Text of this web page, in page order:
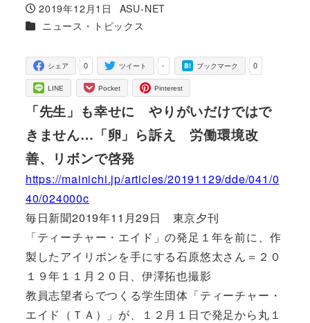
投稿日
2019年12月1日
著
者
ASU-NET
カテゴリー
ニュース・トピックス
0
シェア -
ツイート 0
ブックマーク
LINE Pocket Pinterest
「先生」も幸せに やりがいだけではで
きません…「卵」ら訴え 労働環境改
善、リボンで啓発
https://mainichi.jp/articles/20191129/dde/041/0
40/024000c
毎日新聞2019年11月29日 東京夕刊
「ティーチャー・エイド」の発足１年を前に、作
製したアイリボンを手にする石原悠太さん＝２０
１９年１１月２０日、伊澤拓也撮影
教員志望者らでつくる学生団体「ティーチャー・
エイド（ＴＡ）」が、１２月１日で発足から丸１